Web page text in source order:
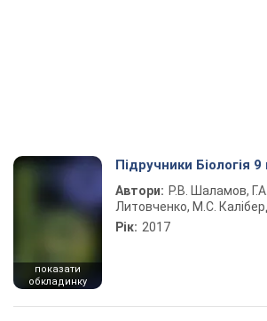
показати
обкладинку
Підручники Біологія 9
Автори: Р.В. Шаламов,
Литовченко, М.С.
Рік: 2017